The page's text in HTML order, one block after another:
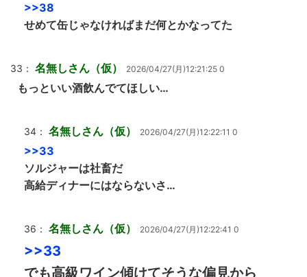
>>38
せめて缶じゃなければまだ何とかなってた
33： 名無しさん（仮） 2026/04/27(月)12:21:25 0
もっといい酒飲んでてほしい…
34： 名無しさん（仮） 2026/04/27(月)12:22:11 0
>>33
ソルジャーは社畜だ
高給ディナーにはならないさ…
36： 名無しさん（仮） 2026/04/27(月)12:22:41 0
>>33
でも高級ワイン傾けてそうな偏見から